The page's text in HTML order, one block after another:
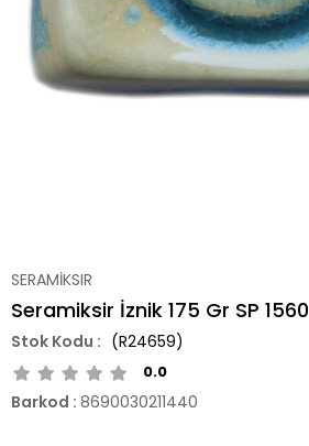
SERAMİKSIR
Seramiksir İznik 175 Gr SP 1560
(R24659)
0.0
Barkod : 8690030211440